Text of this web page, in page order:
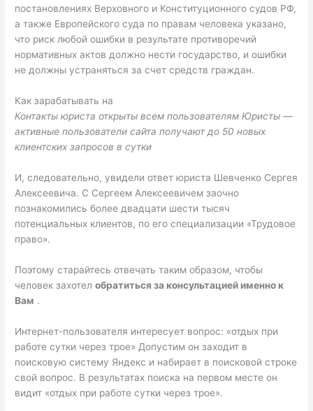
постановлениях Верховного и Конституционного судов РФ,
а также Европейского суда по правам человека указано,
что риск любой ошибки в результате противоречий
нормативных актов должно нести государство, и ошибки
не должны устраняться за счет средств граждан.
Как зарабатывать на
Контакты юриста открыты всем пользователям Юристы —
активные пользователи сайта получают до 50 новых
клиентских запросов в сутки
И, следовательно, увидели ответ юриста Шевченко Сергея
Алексеевича. С Сергеем Алексеевичем заочно
познакомились более двадцати шести тысяч
потенциальных клиентов, по его специализации «Трудовое
право».
Поэтому старайтесь отвечать таким образом, чтобы
человек захотелобратиться за консультацией именно к
Вам .
Интернет-пользователя интересует вопрос: «отдых при
работе сутки через трое» Допустим он заходит в
поисковую систему Яндекс и набирает в поисковой строке
свой вопрос. В результатах поиска на первом месте он
видит «отдых при работе сутки через трое».